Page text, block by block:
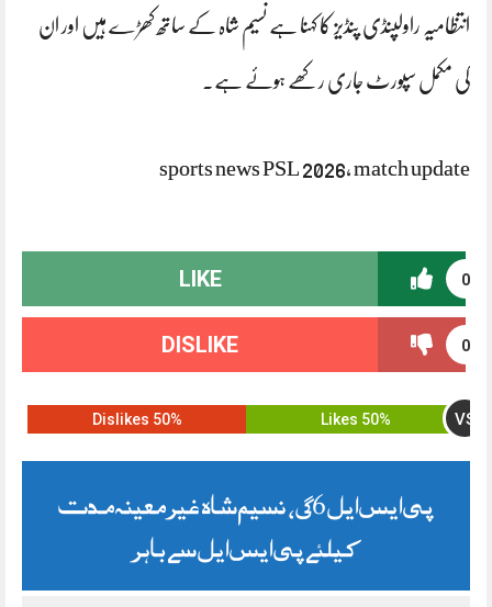
انتظامیہ راولپنڈی پنڈیز کا کہنا ہے نسیم شاہ کے ساتھ کھڑے ہیں اور ان
کی مکمل سپورٹ جاری رکھے ہوئے ہے۔
sports news PSL 2026, match update
0
LIKE
0
DISLIKE
50% Likes VS
50% Dislikes
پی ایس ایل 26، نسیم شاہ غیر معینہ مدت
کیلئے پی ایس ایل سے باہر